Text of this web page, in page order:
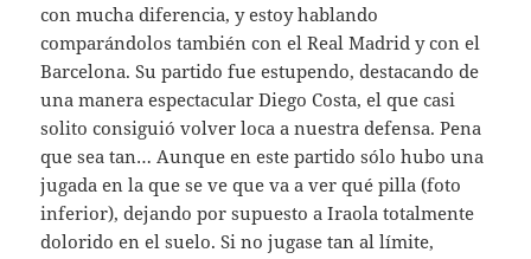
con mucha diferencia, y estoy hablando
comparándolos también con el Real Madrid y con el
Barcelona. Su partido fue estupendo, destacando de
una manera espectacular Diego Costa, el que casi
solito consiguió volver loca a nuestra defensa. Pena
que sea tan… Aunque en este partido sólo hubo una
jugada en la que se ve que va a ver qué pilla (foto
inferior), dejando por supuesto a Iraola totalmente
dolorido en el suelo. Si no jugase tan al límite,